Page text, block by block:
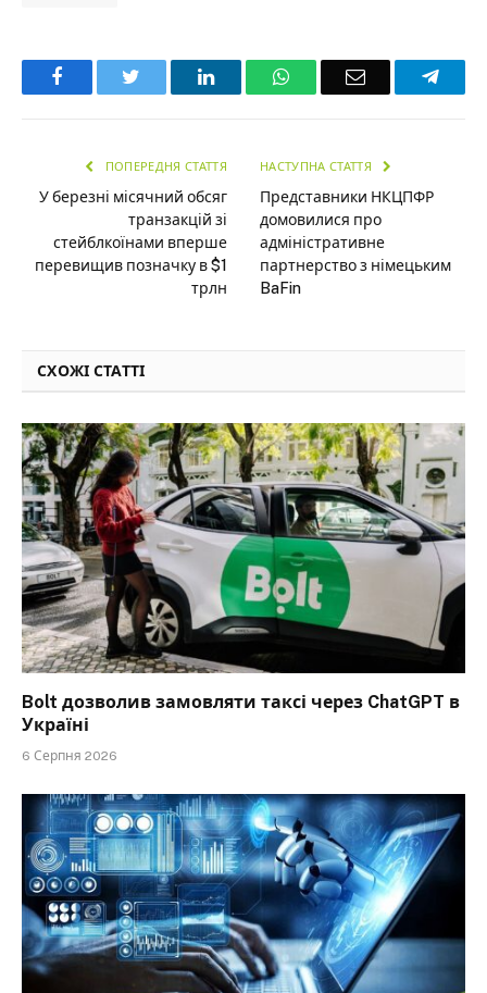
Facebook LinkedInWhatsAppEmail
ПОПЕРЕДНЯ СТАТТЯ
У березні місячний обсяг
транзакцій зі
стейблкоїнами вперше
перевищив позначку в $1
трлн
НАСТУПНА СТАТТЯ
Представники НКЦПФР
домовилися про
адміністративне
партнерство з німецьким
BaFin
СХОЖІ СТАТТІ
Bolt дозволив замовляти таксі через ChatGPT в
Україні
6 Серпня 2026